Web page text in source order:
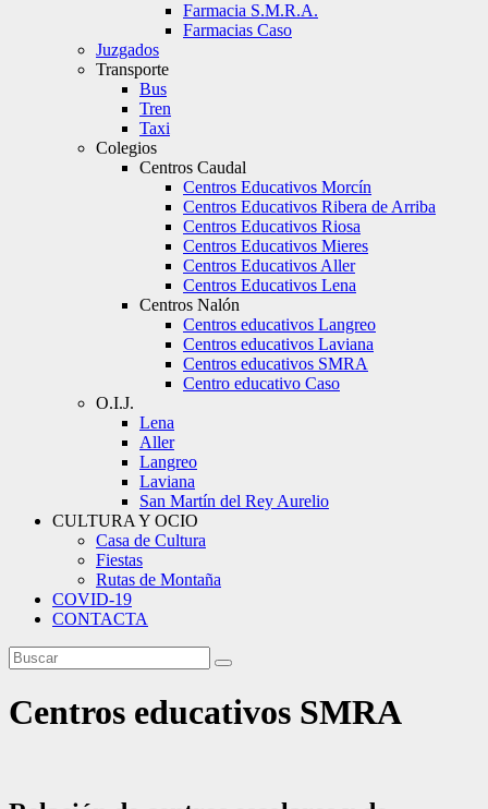
Farmacia S.M.R.A.
Farmacias Caso
Juzgados
Transporte
Bus
Tren
Taxi
Colegios
Centros Caudal
Centros Educativos Morcín
Centros Educativos Ribera de Arriba
Centros Educativos Riosa
Centros Educativos Mieres
Centros Educativos Aller
Centros Educativos Lena
Centros Nalón
Centros educativos Langreo
Centros educativos Laviana
Centros educativos SMRA
Centro educativo Caso
O.I.J.
Lena
Aller
Langreo
Laviana
San Martín del Rey Aurelio
CULTURA Y OCIO
Casa de Cultura
Fiestas
Rutas de Montaña
COVID-19
CONTACTA
Centros educativos SMRA